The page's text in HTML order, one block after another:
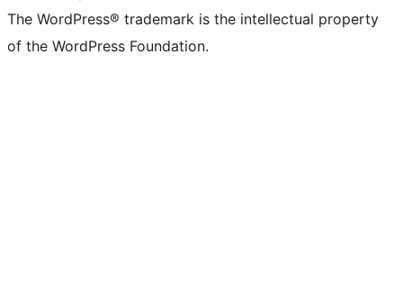
The WordPress® trademark is the intellectual property
of the WordPress Foundation.